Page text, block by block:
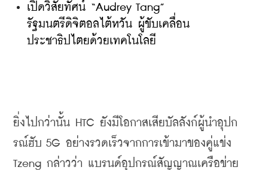
เปิดวิสัยทัศน์ “Audrey Tang”
รัฐมนตรีดิจิตอลไต้หวัน ผู้ขับเคลื่อน
ประชาธิปไตยด้วยเทคโนโลยี
ยิ่งไปกว่านั้น HTC ยังมีโอกาสเสียบัลลังก์ผู้นำอุปก
รณ์ฮับ 5G อย่างรวดเร็วจากการเข้ามาของคู่แข่ง
Tzeng กล่าวว่า แบรนด์อุปกรณ์สัญญาณเครือข่าย